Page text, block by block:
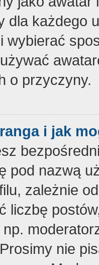
dla każdego
wybierać
o przyczyny.
i jak
pod nazwą
zależnie
liczbę
nie